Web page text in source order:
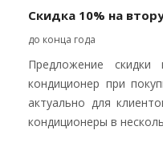
Скидка 10% на
до конца года
Предложение
кондиционер при
актуально для
кондиционеры в